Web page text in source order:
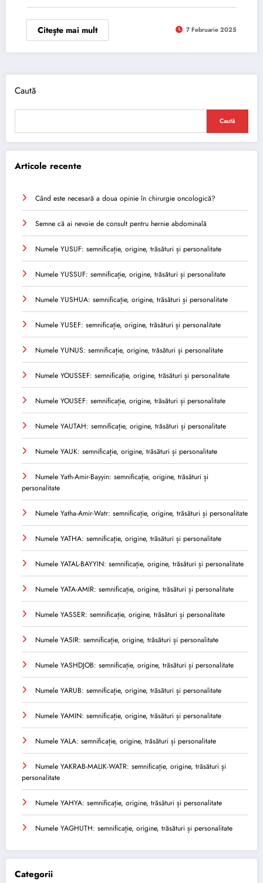
Citește mai mult 7 Februarie 2025
Caută
Caută
Articole recente
Când este necesară a doua opinie în chirurgie oncologică?
Semne că ai nevoie de consult pentru hernie abdominală
Numele YUSUF: semnificație, origine, trăsături și personalitate
Numele YUSSUF: semnificație, origine, trăsături și personalitate
Numele YUSHUA: semnificație, origine, trăsături și personalitate
Numele YUSEF: semnificație, origine, trăsături și personalitate
Numele YUNUS: semnificație, origine, trăsături și personalitate
Numele YOUSSEF: semnificație, origine, trăsături și personalitate
Numele YOUSEF: semnificație, origine, trăsături și personalitate
Numele YAUTAH: semnificație, origine, trăsături și personalitate
Numele YAUK: semnificație, origine, trăsături și personalitate
Numele Yath-Amir-Bayyin: semnificație, origine, trăsături și
personalitate
Numele Yatha-Amir-Watr: semnificație, origine, trăsături și personalitate
Numele YATHA: semnificație, origine, trăsături și personalitate
Numele YATAL-BAYYIN: semnificație, origine, trăsături și personalitate
Numele YATA-AMIR: semnificație, origine, trăsături și personalitate
Numele YASSER: semnificație, origine, trăsături și personalitate
Numele YASIR: semnificație, origine, trăsături și personalitate
Numele YASHDJOB: semnificație, origine, trăsături și personalitate
Numele YARUB: semnificație, origine, trăsături și personalitate
Numele YAMIN: semnificație, origine, trăsături și personalitate
Numele YALA: semnificație, origine, trăsături și personalitate
Numele YAKRAB-MALIK-WATR: semnificație, origine, trăsături și
personalitate
Numele YAHYA: semnificație, origine, trăsături și personalitate
Numele YAGHUTH: semnificație, origine, trăsături și personalitate
Categorii